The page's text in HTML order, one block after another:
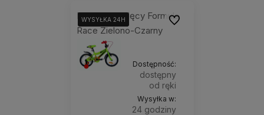
Rower dziecięcy Formula
Race Zielono-Czarny
WYSYŁKA 24H
WYSYŁKA 24H
Dostępność:
dostępny
od ręki
Wysyłka w:
24 godziny
Do ulubionych